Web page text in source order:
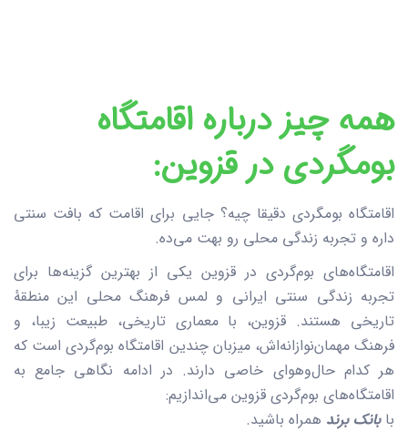
همه چیز درباره اقامتگاه
بومگردی در قزوین:
اقامتگاه بومگردی دقیقا چیه؟ جایی برای اقامت که بافت سنتی
داره و تجربه زندگی محلی رو بهت می‌ده.
اقامتگاه‌های بوم‌گردی در قزوین یکی از بهترین گزینه‌ها برای
تجربه زندگی سنتی ایرانی و لمس فرهنگ محلی این منطقه‌ٔ
تاریخی هستند. قزوین، با معماری تاریخی، طبیعت زیبا، و
فرهنگ مهمان‌نوازانه‌اش، میزبان چندین اقامتگاه بوم‌گردی است که
هر کدام حال‌و‌هوای خاصی دارند. در ادامه نگاهی جامع به
اقامتگاه‌های بوم‌گردی قزوین می‌اندازیم:
بابانک برند همراه باشید.